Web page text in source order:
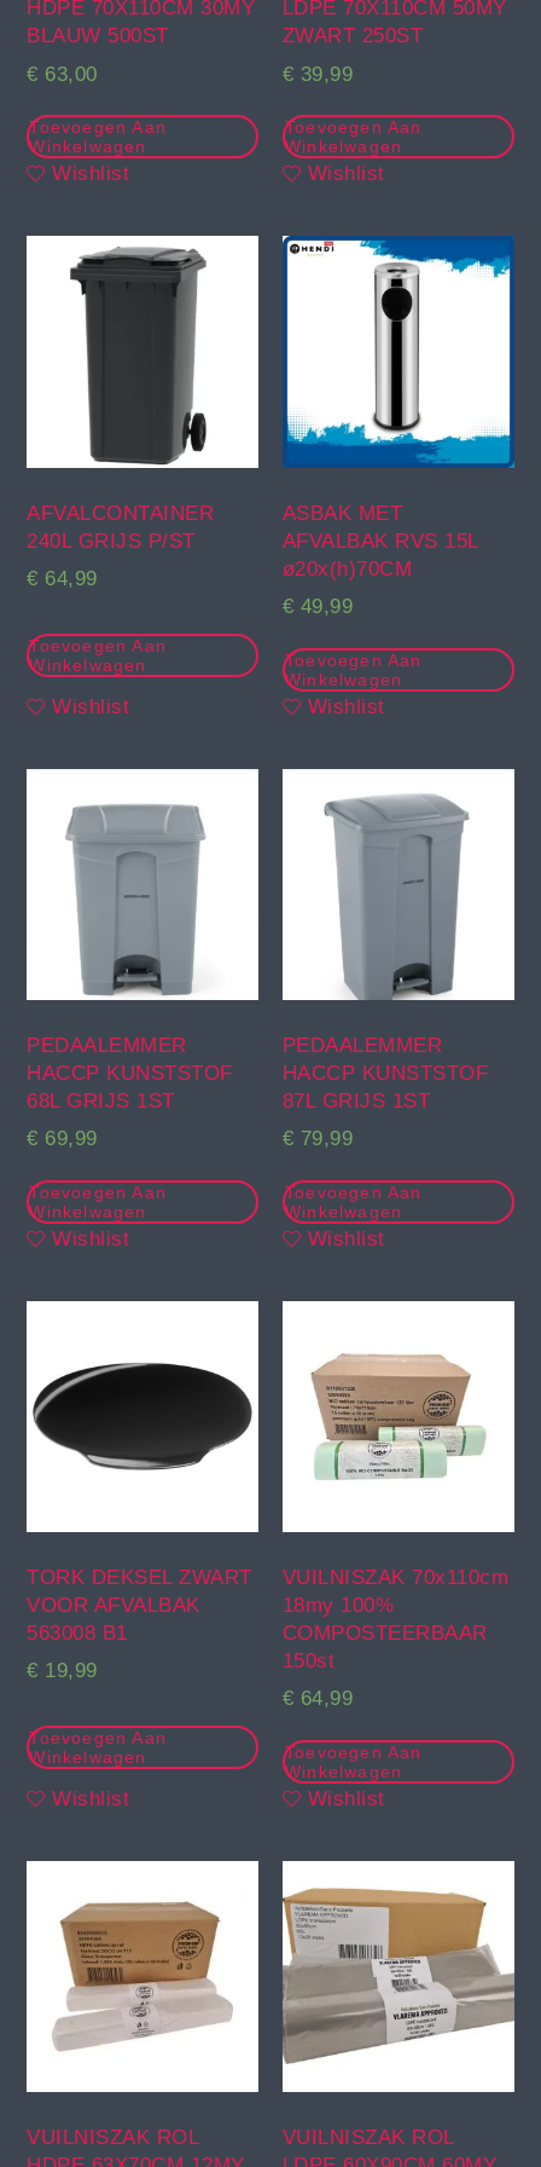
HDPE 70X110CM 30MY
BLAUW 500ST
€ 63,00
Toevoegen Aan
Winkelwagen
Wishlist
LDPE 70X110CM 50MY
ZWART 250ST
€ 39,99
Toevoegen Aan
Winkelwagen
Wishlist
AFVALCONTAINER
240L GRIJS P/ST
€ 64,99
Toevoegen Aan
Winkelwagen
Wishlist
ASBAK MET
AFVALBAK RVS 15L
ø20x(h)70CM
€ 49,99
Toevoegen Aan
Winkelwagen
Wishlist
PEDAALEMMER
HACCP KUNSTSTOF
68L GRIJS 1ST
€ 69,99
Toevoegen Aan
Winkelwagen
Wishlist
PEDAALEMMER
HACCP KUNSTSTOF
87L GRIJS 1ST
€ 79,99
Toevoegen Aan
Winkelwagen
Wishlist
TORK DEKSEL ZWART
VOOR AFVALBAK
563008 B1
€ 19,99
Toevoegen Aan
Winkelwagen
Wishlist
VUILNISZAK 70x110cm
18my 100%
COMPOSTEERBAAR
150st
€ 64,99
Toevoegen Aan
Winkelwagen
Wishlist
VUILNISZAK ROL
VUILNISZAK ROL